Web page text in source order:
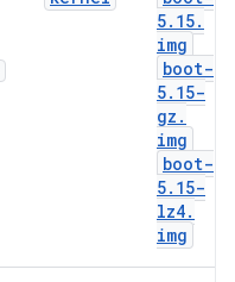
5. 15.
img
boot-
5. 15-
gz .
img
boot-
5. 15-
lz4.
img